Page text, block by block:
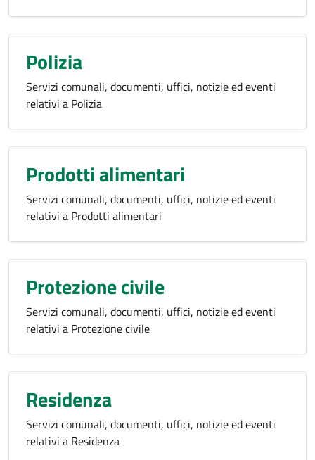
Polizia
Servizi comunali, documenti, uffici, notizie ed eventi
relativi a Polizia
Prodotti alimentari
Servizi comunali, documenti, uffici, notizie ed eventi
relativi a Prodotti alimentari
Protezione civile
Servizi comunali, documenti, uffici, notizie ed eventi
relativi a Protezione civile
Residenza
Servizi comunali, documenti, uffici, notizie ed eventi
relativi a Residenza